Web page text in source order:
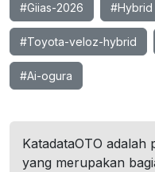
#Giias-2026 #Hybrid
#Toyota-veloz-hybrid
#Ai-ogura
KatadataOTO
yang merupakan